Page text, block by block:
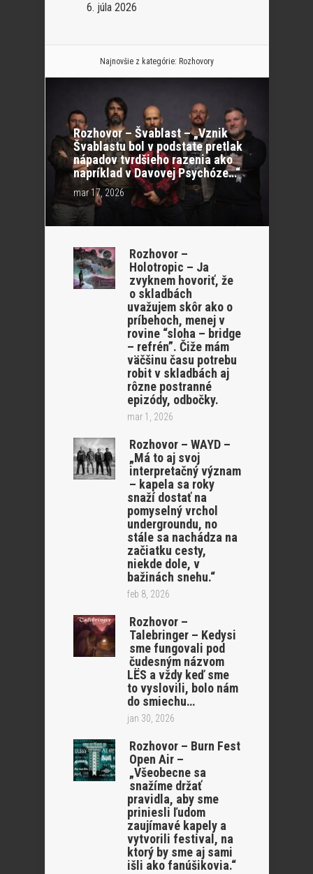
6. júla 2026
Najnovšie z kategórie: Rozhovory
Rozhovor – Švablast – „Vznik
Švablastu bol v podstate pretlak
nápadov tvrdšieho razenia ako
napríklad v Davovej Psychóze…“
mar 17, 2026
Rozhovor –
Holotropic – Ja
zvyknem hovoriť, že
o skladbách
uvažujem skôr ako o
príbehoch, menej v
rovine “sloha – bridge
– refrén”. Čiže mám
väčšinu času potrebu
robit v skladbách aj
rôzne postranné
epizódy, odbočky.
mar 1, 2026
Rozhovor – WAYD –
„Má to aj svoj
interpretačný význam
– kapela sa roky
snaží dostať na
pomyselný vrchol
undergroundu, no
stále sa nachádza na
začiatku cesty,
niekde dole, v
bažinách snehu.“
feb 8, 2026
Rozhovor –
Talebringer – Kedysi
sme fungovali pod
čudesným názvom
LËS a vždy keď sme
to vyslovili, bolo nám
do smiechu…
jan 30, 2026
Rozhovor – Burn Fest
Open Air –
„Všeobecne sa
snažíme držať
pravidla, aby sme
priniesli ľudom
zaujímavé kapely a
vytvorili festival, na
ktorý by sme aj sami
išli ako fanúšikovia.“